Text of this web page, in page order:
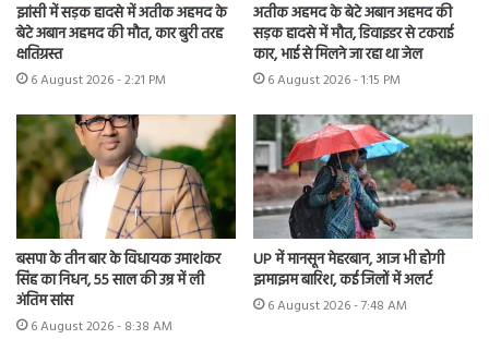
झांसी में सड़क हादसे में अतीक अहमद के
बेटे अबान अहमद की मौत, कार बुरी तरह
क्षतिग्रस्त
6 August 2026 - 2:21 PM
अतीक अहमद के बेटे अबान अहमद की
सड़क हादसे में मौत, डिवाइडर से टकराई
कार, भाई से मिलने जा रहा था जेल
6 August 2026 - 1:15 PM
बसपा के तीन बार के विधायक उमाशंकर
सिंह का निधन, 55 साल की उम्र में ली
अंतिम सांस
6 August 2026 - 8:38 AM
UP में मानसून मेहरबान, आज भी होगी
झमाझम बारिश, कई जिलों में अलर्ट
6 August 2026 - 7:48 AM